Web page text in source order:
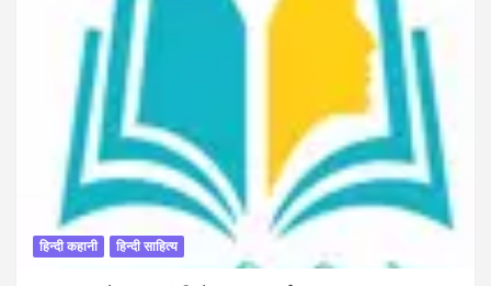
हिन्दी कहानी हिन्दी साहित्य